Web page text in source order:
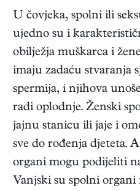
U čovjeka, spolni ili
ujedno su i
obilježja muškarca i
imaju zadaću stvaranja
spermija, i njihova
radi oplodnje. Ženski
jajnu stanicu ili jaje i
sve do rođenja djeteta.
organi mogu podijeliti
Vanjski su spolni